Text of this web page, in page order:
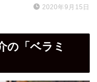
2020年9月15日
の「ベラミ